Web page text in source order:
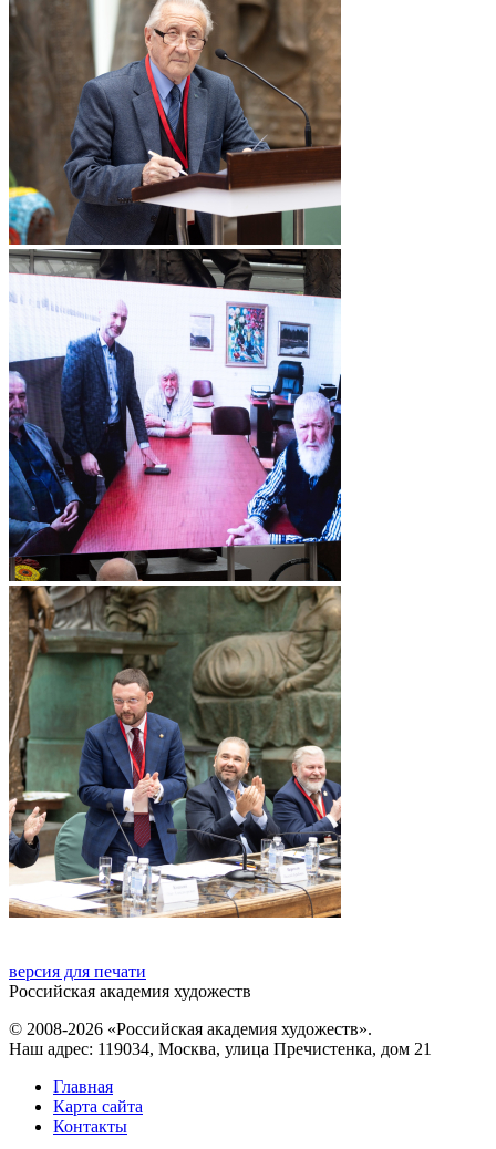
версия для печати
Российская академия художеств
© 2008-2026 «Российская академия художеств».
Наш адрес: 119034, Москва, улица Пречистенка, дом 21
Главная
Карта сайта
Контакты